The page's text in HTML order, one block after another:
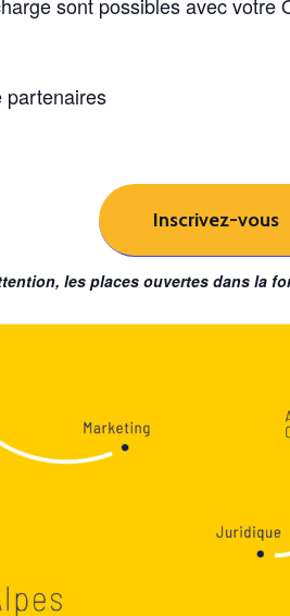
partenaires
Inscrivez-vous
les places ouvertes dans la